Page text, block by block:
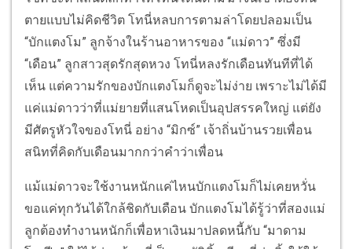
ตายแบบไม่คิดชีวิต โทนี่หลบการตามล่าโดยปลอมเป็น
“บักแตงโม” ลูกจ้างในร้านอาหารของ “แม่ดาว” ซึ่งมี
“เดือน” ลูกสาวสุดรักสุดหวง โทนี่หลงรักเดือนทันทีที่ได้
เห็น แต่ความรักของบักแตงโมก็ดูจะไม่ง่าย เพราะไม่ได้มี
แค่แม่ดาวว่าที่แม่ยายที่แสนโหดเป็นอุปสรรคใหญ่ แต่ยัง
มีศัตรูหัวใจของโทนี่ อย่าง “มิกซ์” เจ้าถิ่นบ้านรวยเพื่อน
สนิทที่คิดกับเดือนมากกว่าคำว่าเพื่อน
แม้แม่ดาวจะใช้งานหนักแค่ไหนบักแตงโมก็ไม่เคยหวั่น
ขอแค่ทุกวันได้ใกล้ชิดกับเดือน บักแตงโมได้รู้ว่าที่สองแม่
ลูกต้องทำงานหนักก็เพื่อหาเงินมาปลดหนี้กับ “มาดาม